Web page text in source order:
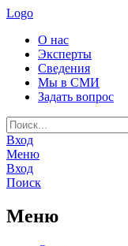
Logo
О нас
Эксперты
Сведения
Мы в СМИ
Задать вопрос
Вход
Меню
Вход
Поиск
Меню